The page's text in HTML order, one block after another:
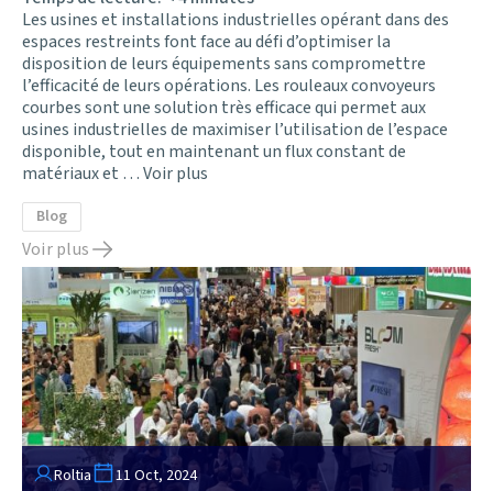
Les usines et installations industrielles opérant dans des
espaces restreints font face au défi d’optimiser la
disposition de leurs équipements sans compromettre
l’efficacité de leurs opérations. Les rouleaux convoyeurs
courbes sont une solution très efficace qui permet aux
usines industrielles de maximiser l’utilisation de l’espace
disponible, tout en maintenant un flux constant de
matériaux et …Voir plus
Blog
Voir plus
Roltia 11 Oct, 2024